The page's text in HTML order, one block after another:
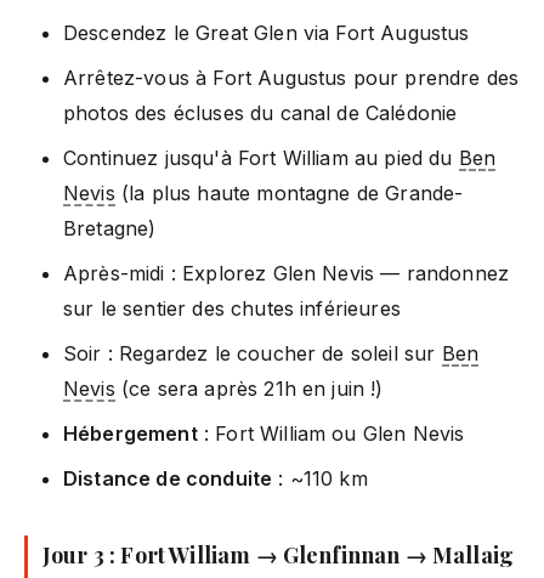
Descendez le Great Glen via Fort Augustus
Arrêtez-vous à Fort Augustus pour prendre des
photos des écluses du canal de Calédonie
Continuez jusqu'à Fort William au pied du Ben
Nevis (la plus haute montagne de Grande-
Bretagne)
Après-midi : Explorez Glen Nevis — randonnez
sur le sentier des chutes inférieures
Soir : Regardez le coucher de soleil sur Ben
Nevis (ce sera après 21h en juin !)
Hébergement: Fort William ou Glen Nevis
Distance de conduite : ~110 km
Jour 3 : Fort William → Glenfinnan → Mallaig